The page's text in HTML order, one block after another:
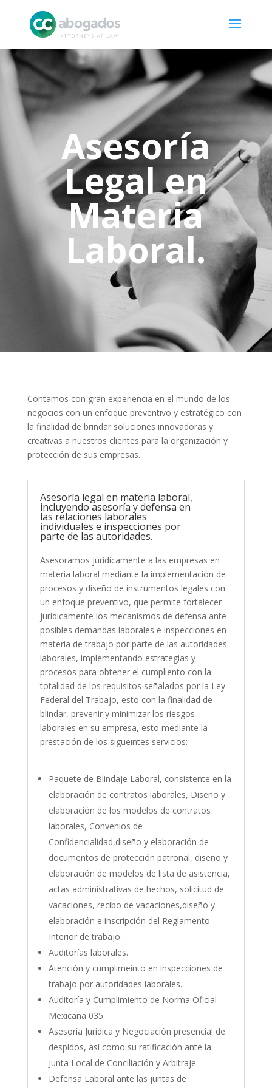
Asesoría
Legal en
Materia
Laboral.
Contamos con gran experiencia en el mundo de los
negocios con un enfoque preventivo y estratégico con
la finalidad de brindar soluciones innovadoras y
creativas a nuestros clientes para la organización y
protección de sus empresas.
Asesoría legal en materia laboral,
incluyendo asesoría y defensa en
las relaciones laborales
individuales e inspecciones por
parte de las autoridades.
Asesoramos jurídicamente a las empresas en
materia laboral mediante la implementación de
procesos y diseño de instrumentos legales con
un enfoque preventivo, que permite fortalecer
jurídicamente los mecanismos de defensa ante
posibles demandas laborales e inspecciones en
materia de trabajo por parte de las autoridades
laborales, implementando estrategias y
procesos para obtener el cumpliento con la
totalidad de los requisitos señalados por la Ley
Federal del Trabajo, esto con la finalidad de
blindar, prevenir y minimizar los riesgos
laborales en su empresa, esto mediante la
prestación de los sigueintes servicios:
Paquete de Blindaje Laboral, consistente en la
elaboración de contratos laborales, Diseño y
elaboración de los modelos de contratos
laborales, Convenios de
Confidencialidad,diseño y elaboración de
documentos de protección patronal, diseño y
elaboración de modelos de lista de asistencia,
actas administrativas de hechos, solicitud de
vacaciones, recibo de vacaciones,diseño y
elaboración e inscripción del Reglamento
Interior de trabajo.
Auditorías laborales.
Atención y cumplimeinto en inspecciones de
trabajo por autoridades laborales.
Auditoría y Cumplimiento de Norma Oficial
Mexicana 035.
Asesoría Jurídica y Negociación presencial de
despidos, así como su ratificación ante la
Junta Local de Conciliación y Arbitraje.
Defensa Laboral ante las juntas de